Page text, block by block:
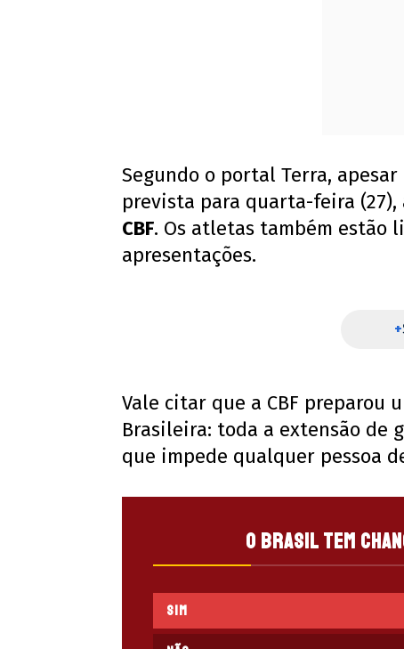
Segundo o portal Terra,
prevista para quarta-feira (27),
CBF. Os atletas também estão
apresentações.
+
Vale citar que a CBF preparou
Brasileira: toda a extensão de
que impede qualquer pessoa
O Brasil tem
SIM